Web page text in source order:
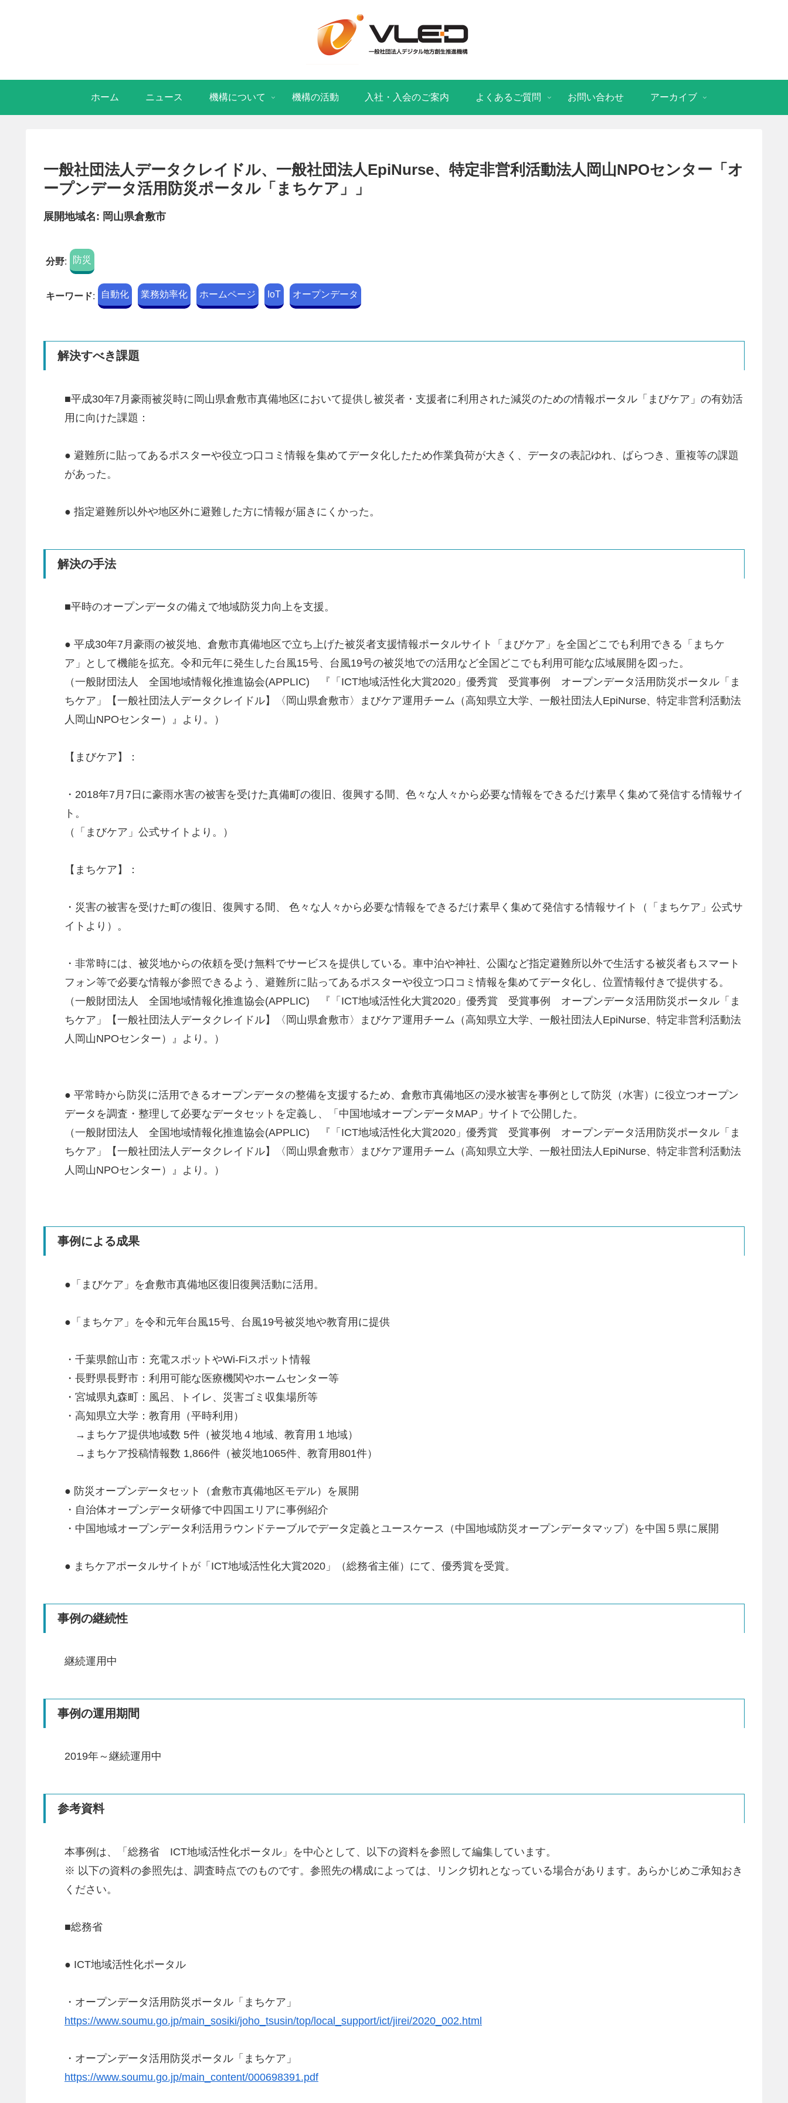
ホーム ニュース 機構について 機構の活動 入社・入会のご案内 よくあるご質問 お問い合わせ アーカイブ
一般社団法人データクレイドル、一般社団法人EpiNurse、特定非営利活動法人岡⼭NPOセンター「オ
ープンデータ活用防災ポータル「まちケア」」
展開地域名: 岡山県倉敷市
分野: 防災
キーワード: 自動化 業務効率化 ホームページ IoT オープンデータ
解決すべき課題
■平成30年7月豪雨被災時に岡山県倉敷市真備地区において提供し被災者・支援者に利用された減災のための情報ポータル「まびケア」の有効活
用に向けた課題：
● 避難所に貼ってあるポスターや役立つ口コミ情報を集めてデータ化したため作業負荷が大きく、データの表記ゆれ、ばらつき、重複等の課題
があった。
● 指定避難所以外や地区外に避難した方に情報が届きにくかった。
解決の手法
■平時のオープンデータの備えで地域防災力向上を支援。
● 平成30年7月豪雨の被災地、倉敷市真備地区で立ち上げた被災者支援情報ポータルサイト「まびケア」を全国どこでも利用できる「まちケ
ア」として機能を拡充。令和元年に発生した台風15号、台風19号の被災地での活用など全国どこでも利用可能な広域展開を図った。
（一般財団法人 全国地域情報化推進協会(APPLIC) 『「ICT地域活性化大賞2020」優秀賞 受賞事例 オープンデータ活用防災ポータル「ま
ちケア」【一般社団法人データクレイドル】〈岡山県倉敷市〉まびケア運用チーム（高知県立大学、一般社団法人EpiNurse、特定非営利活動法
人岡⼭NPOセンター）』より。）
【まびケア】：
・2018年7月7日に豪雨水害の被害を受けた真備町の復旧、復興する間、色々な人々から必要な情報をできるだけ素早く集めて発信する情報サイ
ト。
（「まびケア」公式サイトより。）
【まちケア】：
・災害の被害を受けた町の復旧、復興する間、 色々な人々から必要な情報をできるだけ素早く集めて発信する情報サイト（「まちケア」公式サ
イトより）。
・非常時には、被災地からの依頼を受け無料でサービスを提供している。車中泊や神社、公園など指定避難所以外で生活する被災者もスマート
フォン等で必要な情報が参照できるよう、避難所に貼ってあるポスターや役立つ口コミ情報を集めてデータ化し、位置情報付きで提供する。
（一般財団法人 全国地域情報化推進協会(APPLIC) 『「ICT地域活性化大賞2020」優秀賞 受賞事例 オープンデータ活用防災ポータル「ま
ちケア」【一般社団法人データクレイドル】〈岡山県倉敷市〉まびケア運用チーム（高知県立大学、一般社団法人EpiNurse、特定非営利活動法
人岡⼭NPOセンター）』より。）
● 平常時から防災に活用できるオープンデータの整備を支援するため、倉敷市真備地区の浸水被害を事例として防災（水害）に役立つオープン
データを調査・整理して必要なデータセットを定義し、「中国地域オープンデータMAP」サイトで公開した。
（一般財団法人 全国地域情報化推進協会(APPLIC) 『「ICT地域活性化大賞2020」優秀賞 受賞事例 オープンデータ活用防災ポータル「ま
ちケア」【一般社団法人データクレイドル】〈岡山県倉敷市〉まびケア運用チーム（高知県立大学、一般社団法人EpiNurse、特定非営利活動法
人岡⼭NPOセンター）』より。）
事例による成果
●「まびケア」を倉敷市真備地区復旧復興活動に活用。
●「まちケア」を令和元年台風15号、台風19号被災地や教育用に提供
・千葉県館山市：充電スポットやWi-Fiスポット情報
・長野県長野市：利用可能な医療機関やホームセンター等
・宮城県丸森町：風呂、トイレ、災害ゴミ収集場所等
・高知県立大学：教育用（平時利用）
→まちケア提供地域数 5件（被災地４地域、教育用１地域）
→まちケア投稿情報数 1,866件（被災地1065件、教育用801件）
● 防災オープンデータセット（倉敷市真備地区モデル）を展開
・自治体オープンデータ研修で中四国エリアに事例紹介
・中国地域オープンデータ利活用ラウンドテーブルでデータ定義とユースケース（中国地域防災オープンデータマップ）を中国５県に展開
● まちケアポータルサイトが「ICT地域活性化大賞2020」（総務省主催）にて、優秀賞を受賞。
事例の継続性
継続運用中
事例の運用期間
2019年～継続運用中
参考資料
本事例は、「総務省 ICT地域活性化ポータル」を中心として、以下の資料を参照して編集しています。
※ 以下の資料の参照先は、調査時点でのものです。参照先の構成によっては、リンク切れとなっている場合があります。あらかじめご承知おき
ください。
■総務省
● ICT地域活性化ポータル
・オープンデータ活用防災ポータル「まちケア」
https://www.soumu.go.jp/main_sosiki/joho_tsusin/top/local_support/ict/jirei/2020_002.html
・オープンデータ活用防災ポータル「まちケア」
https://www.soumu.go.jp/main_content/000698391.pdf